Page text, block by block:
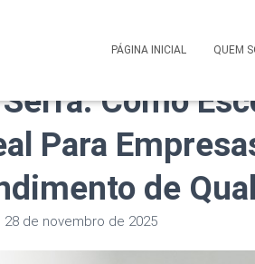
PÁGINA INICIAL QUEM
Corporativo
Como
Para
de
28 de novembro de 2025